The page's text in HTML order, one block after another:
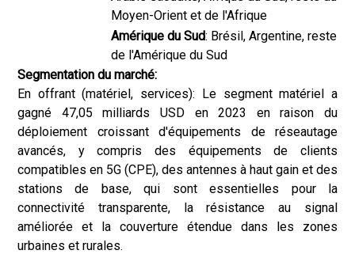
Moyen-Orient et de l'Afrique
Amérique du Sud: Brésil, Argentine, reste
de l'Amérique du Sud
Segmentation du marché:
En offrant (matériel, services): Le segment matériel a
gagné 47,05 milliards USD en 2023 en raison du
déploiement croissant d'équipements de réseautage
avancés, y compris des équipements de clients
compatibles en 5G (CPE), des antennes à haut gain et des
stations de base, qui sont essentielles pour la
connectivité transparente, la résistance au signal
améliorée et la couverture étendue dans les zones
urbaines et rurales.